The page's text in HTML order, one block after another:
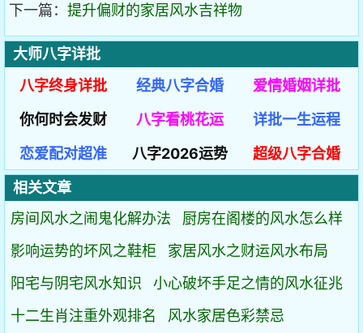
下一篇： 提升偏财的家居风水吉祥物
大师八字详批
八字终身详批
经典八字合婚
爱情婚姻详批
你何时会发财
八字看桃花运
详批一生运程
恋爱配对超准
八字2026运势
超级八字合婚
相关文章
房间风水之闹鬼化解办法
厨房在阁楼的风水怎么样
影响运势的坏风之鞋柜
家居风水之财运风水布局
阳宅与阴宅风水知识
小心破坏手足之情的风水征兆
十二生肖注重外观排名
风水家居色彩禁忌